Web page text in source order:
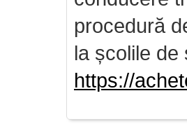
procedură
la școlile de
https://